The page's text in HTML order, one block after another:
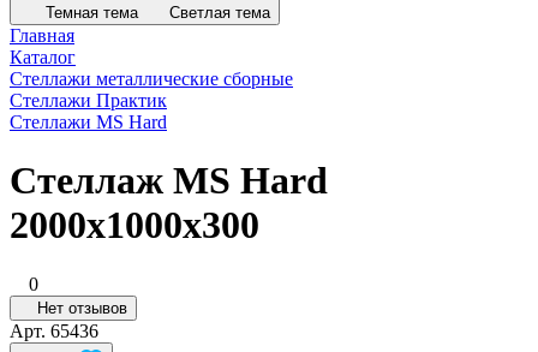
Темная тема Светлая тема
Главная
Каталог
Стеллажи металлические сборные
Стеллажи Практик
Стеллажи MS Hard
Стеллаж MS Hard
2000x1000x300
0
Нет отзывов
Арт. 65436